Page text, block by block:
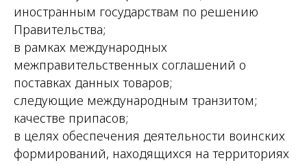
иностранным государствам по решению
Правительства;
в рамках международных
межправительственных соглашений о
поставках данных товаров;
следующие международным транзитом;
качестве припасов;
в целях обеспечения деятельности воинских
формирований, находящихся на территориях